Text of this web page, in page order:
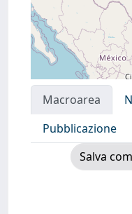
Macroarea
Pubblicazione
Salva